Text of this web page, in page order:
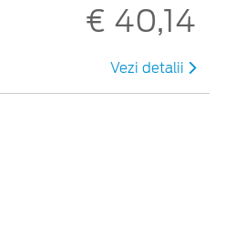
€ 40,14
Vezi detalii